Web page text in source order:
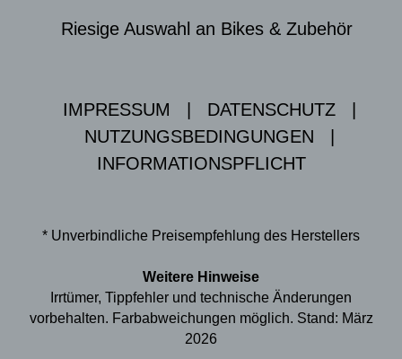
Riesige Auswahl an Bikes & Zubehör
IMPRESSUM DATENSCHUTZ
NUTZUNGSBEDINGUNGEN
INFORMATIONSPFLICHT
* Unverbindliche Preisempfehlung des Herstellers
Weitere Hinweise
Irrtümer, Tippfehler und technische Änderungen
vorbehalten. Farbabweichungen möglich. Stand: März
2026